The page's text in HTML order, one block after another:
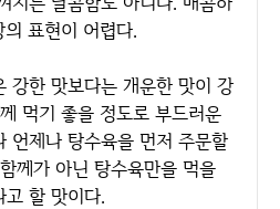
표현이 어렵다.
강한 맛보다는 개운한 맛이 강
먹기 좋을 정도로 부드러운
언제나 탕수육을 먼저 주문할
께가 아닌 탕수육만을 먹을
고 할 맛이다.